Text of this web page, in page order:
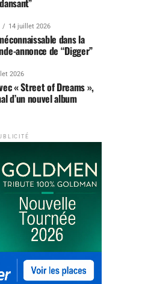
14 juillet 2026
dans la
annonce de “Digger”
2026
« Street of Dreams »,
d’un nouvel album